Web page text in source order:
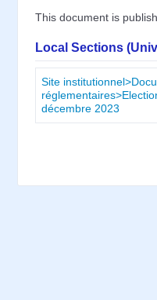
This document is
Local Sections
Site
décembre 2023